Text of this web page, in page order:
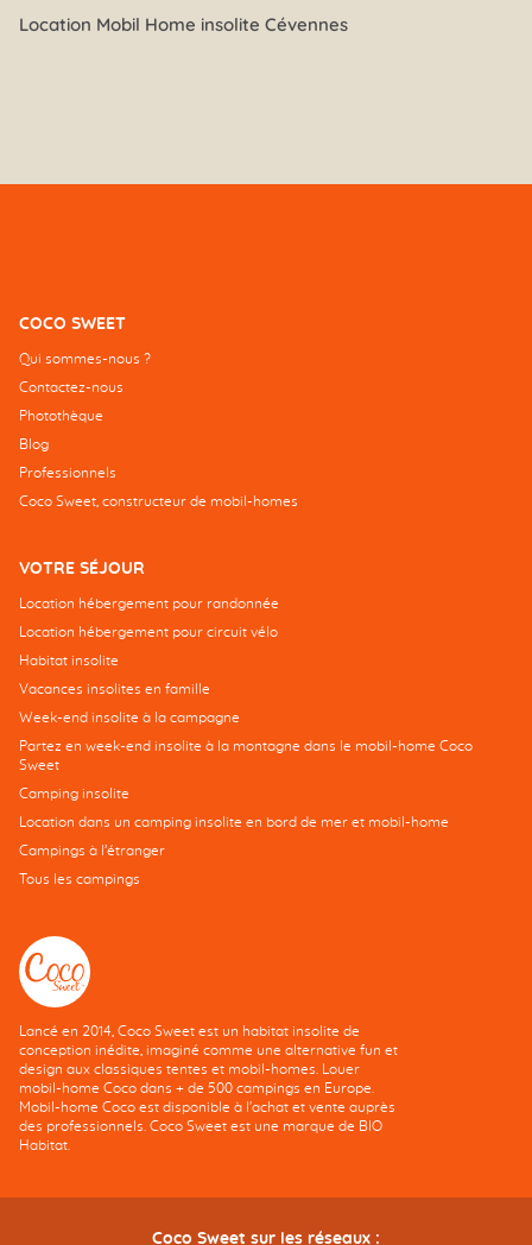
Location Mobil Home insolite Cévennes
COCO SWEET
Qui sommes-nous ?
Contactez-nous
Photothèque
Blog
Professionnels
Coco Sweet, constructeur de mobil-homes
VOTRE SÉJOUR
Location hébergement pour randonnée
Location hébergement pour circuit vélo
Habitat insolite
Vacances insolites en famille
Week-end insolite à la campagne
Partez en week-end insolite à la montagne dans le mobil-home Coco
Sweet
Camping insolite
Location dans un camping insolite en bord de mer et mobil-home
Campings à l’étranger
Tous les campings
Lancé en 2014, Coco Sweet est un habitat insolite de
conception inédite, imaginé comme une alternative fun et
design aux classiques tentes et mobil-homes. Louer
mobil-home Coco dans + de 500 campings en Europe.
Mobil-home Coco est disponible à l'achat et vente auprès
des professionnels. Coco Sweet est une marque de BIO
Habitat.
Coco Sweet sur les réseaux :